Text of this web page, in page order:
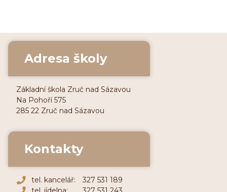
Adresa školy
Základní škola Zruč nad Sázavou
Na Pohoří 575
285 22 Zruč nad Sázavou
Kontakty
tel. kancelář:
327 531 189